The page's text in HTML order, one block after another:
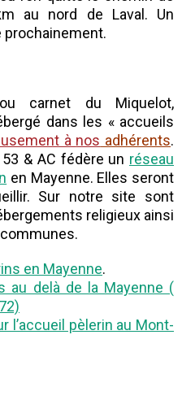
au nord de Laval. Un
carnet du Miquelot,
dans les « accueils
à nos adhérents.
& AC fédère un réseau
en Mayenne. Elles seront
Sur notre site sont
religieux ainsi
en Mayenne.
au delà de la Mayenne (
l’accueil pèlerin au Mont-